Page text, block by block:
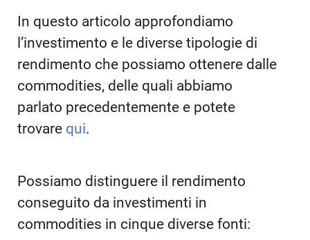
In questo articolo approfondiamo
l’investimento e le diverse tipologie di
rendimento che possiamo ottenere dalle
commodities, delle quali abbiamo
parlato precedentemente e potete
trovare qui.
Possiamo distinguere il rendimento
conseguito da investimenti in
commodities in cinque diverse fonti: